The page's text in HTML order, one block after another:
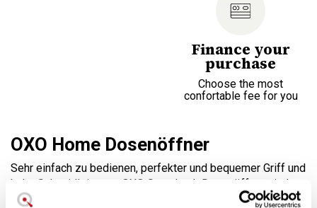
Finance your
purchase
Choose the most
confortable fee for you
OXO Home Dosenöffner
Sehr einfach zu bedienen, perfekter und bequemer Griff und
hohe Schneidleistung. OXO Snap Lock Dosenöffner sind
perfekt für den Hausgebrauch.